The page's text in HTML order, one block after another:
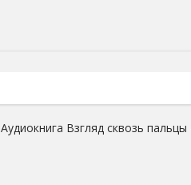
Аудиокнига Взгляд сквозь